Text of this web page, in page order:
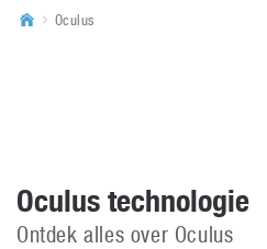
Oculus
Oculus technologie
Ontdek alles over Oculus